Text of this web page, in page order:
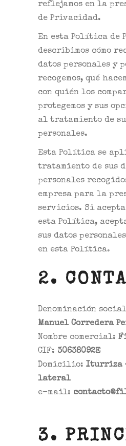
reflejamos en la
de Privacidad.
En esta Política de
describimos cómo
datos personales y
recogemos, qué
con quién los
protegemos y sus
al tratamiento de
personales.
Esta Política se
tratamiento de sus
personales
empresa para la
servicios. Si acepta
esta Política,
sus datos
en esta Política.
2.
Denominación
Manuel Corredera
Nombre comercial:
CIF: 30638092E
Domicilio: Iturriza
lateral
e-mail:
3.